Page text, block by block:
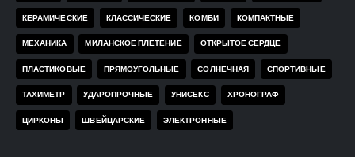
КЕРАМИЧЕСКИЕ КЛАССИЧЕСКИЕ КОМБИ КОМПАКТНЫЕ
МЕХАНИКА МИЛАНСКОЕ ПЛЕТЕНИЕ ОТКРЫТОЕ СЕРДЦЕ
ПЛАСТИКОВЫЕ ПРЯМОУГОЛЬНЫЕ СОЛНЕЧНАЯ СПОРТИВНЫЕ
ТАХИМЕТР УДАРОПРОЧНЫЕ УНИСЕКС ХРОНОГРАФ
ЦИРКОНЫ ШВЕЙЦАРСКИЕ ЭЛЕКТРОННЫЕ